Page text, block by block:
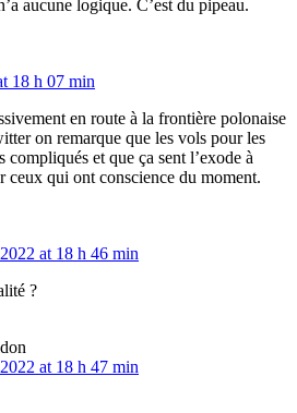
aucune logique. C’est du pipeau.
18 h 07 min
en route à la frontière polonaise
on remarque que les vols pour les
compliqués et que ça sent l’exode à
ceux qui ont conscience du moment.
at 18 h 46 min
?
at 18 h 47 min